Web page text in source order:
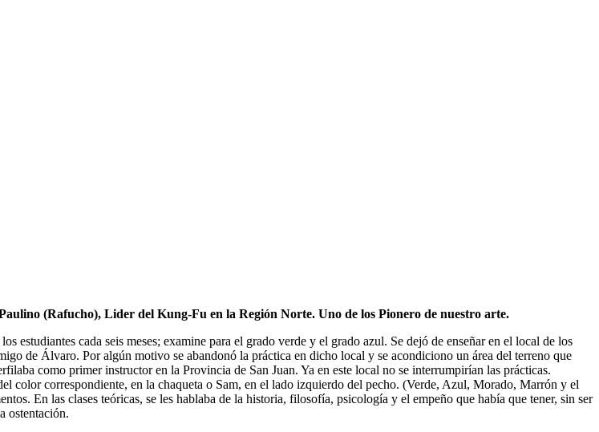
(Rafucho), Lider del Kung-Fu en la Región Norte. Uno de los Pionero de nuestro arte.
estudiantes cada seis meses; examine para el grado verde y el grado azul. Se dejó de enseñar en el local de los
de Álvaro. Por algún motivo se abandonó la práctica en dicho local y se acondiciono un área del terreno que
como primer instructor en la Provincia de San Juan. Ya en este local no se interrumpirían las prácticas.
color correspondiente, en la chaqueta o Sam, en el lado izquierdo del pecho. (Verde, Azul, Morado, Marrón y el
En las clases teóricas, se les hablaba de la historia, filosofía, psicología y el empeño que había que tener, sin ser
ostentación.